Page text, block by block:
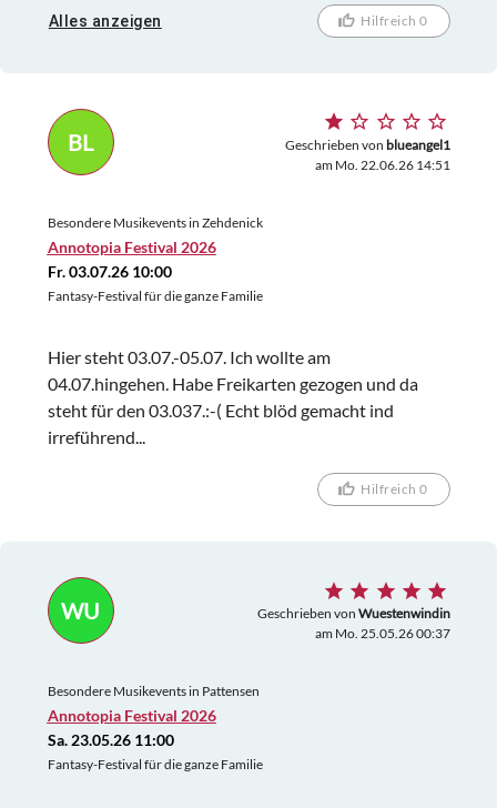
Situation hat deutlich Luft nach oben. Die
Burganlage ist wunderschön und der Eintriit in die
Alles anzeigen Hilfreich 0
BL Geschrieben von blueangel1
am Mo. 22.06.26 14:51
Besondere Musikevents in Zehdenick
Annotopia Festival 2026
Fr. 03.07.26 10:00
Fantasy-Festival für die ganze Familie
Hier steht 03.07.-05.07. Ich wollte am
04.07.hingehen. Habe Freikarten gezogen und da
steht für den 03.037.:-( Echt blöd gemacht ind
irreführend...
Hilfreich 0
WU Geschrieben von Wuestenwindin
am Mo. 25.05.26 00:37
Besondere Musikevents in Pattensen
Annotopia Festival 2026
Sa. 23.05.26 11:00
Fantasy-Festival für die ganze Familie